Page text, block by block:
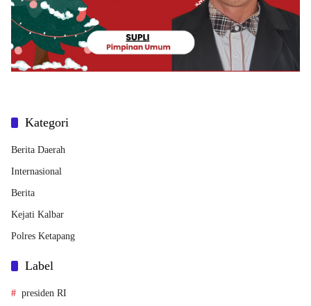
Kategori
Berita Daerah
Internasional
Berita
Kejati Kalbar
Polres Ketapang
Label
presiden RI